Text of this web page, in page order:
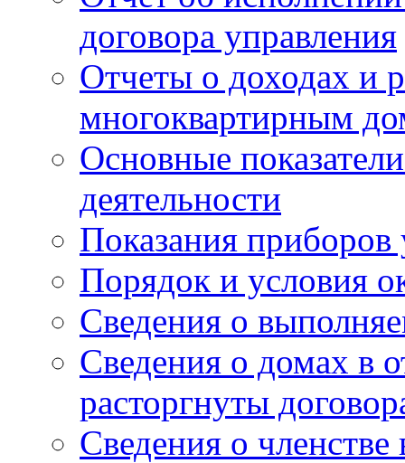
договора управления
Отчеты о доходах и
многоквартирным
Основные
деятельности
Показания приборов
Порядок и условия
Сведения о
Сведения о домах в
расторгнуты
Сведения о